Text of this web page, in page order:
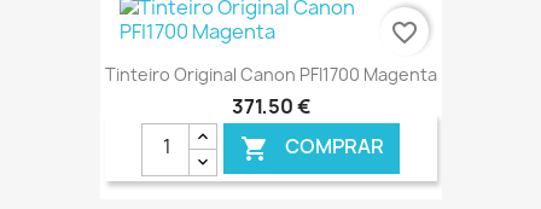
€ ONLINE
Tinteiro Original Canon PFI1700 Magenta
371,50 €
 COMPRAR
favorite_border